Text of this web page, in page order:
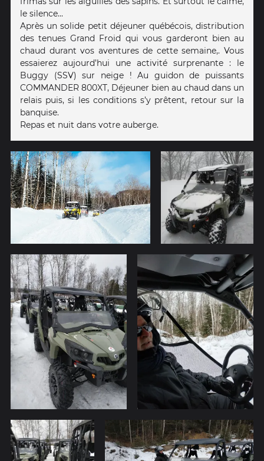
le silence...
Après un solide petit déjeuner québécois, distribution
des tenues Grand Froid qui vous garderont bien au
chaud durant vos aventures de cette semaine,. Vous
essaierez aujourd’hui une activité surprenante : le
Buggy (SSV) sur neige ! Au guidon de puissants
COMMANDER 800XT, Déjeuner bien au chaud dans un
relais puis, si les conditions s’y prêtent, retour sur la
banquise.
Repas et nuit dans votre auberge.